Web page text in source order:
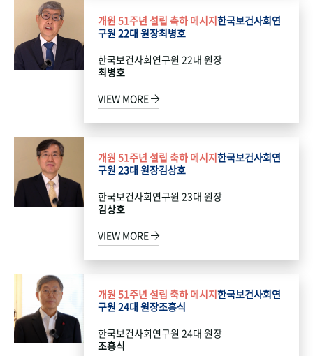
개원 51주년 설립 축하 메시지한국보건사회연
구원 22대 원장최병호
한국보건사회연구원 22대 원장
최병호
VIEW MORE
개원 51주년 설립 축하 메시지한국보건사회연
구원 23대 원장김상호
한국보건사회연구원 23대 원장
김상호
VIEW MORE
개원 51주년 설립 축하 메시지한국보건사회연
구원 24대 원장조흥식
한국보건사회연구원 24대 원장
조흥식